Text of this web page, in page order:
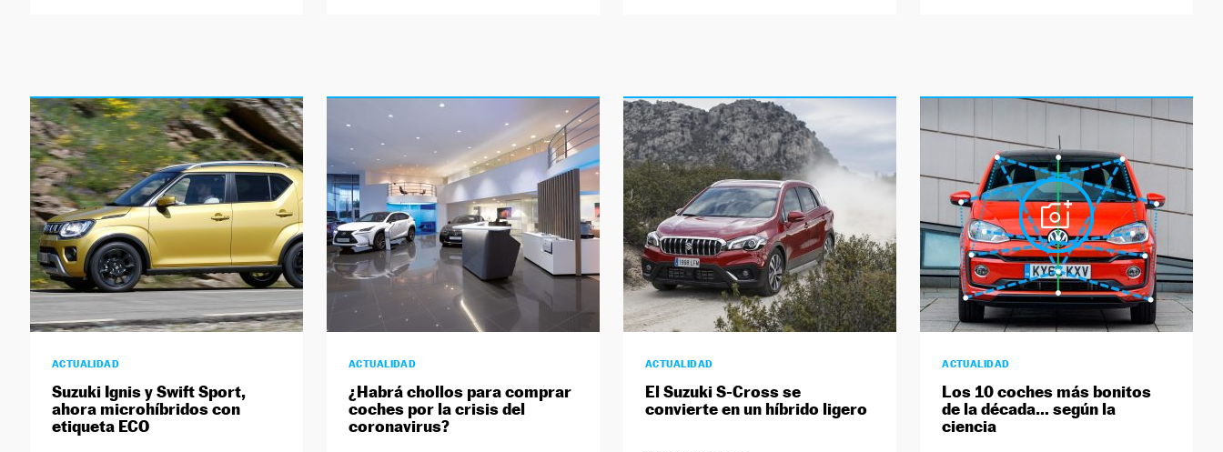
ACTUALIDAD
Suzuki Ignis y Swift Sport,
ahora microhíbridos con
etiqueta ECO
ACTUALIDAD
¿Habrá chollos para comprar
coches por la crisis del
coronavirus?
ACTUALIDAD
El Suzuki S-Cross se
convierte en un híbrido ligero
ACTUALIDAD
Los 10 coches más bonitos
de la década… según la
ciencia